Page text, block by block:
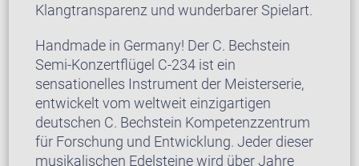
Klangtransparenz und wunderbarer Spielart.
Handmade in Germany! Der C. Bechstein
Semi-Konzertflügel C-234 ist ein
sensationelles Instrument der Meisterserie,
entwickelt vom weltweit einzigartigen
deutschen C. Bechstein Kompetenzzentrum
für Forschung und Entwicklung. Jeder dieser
musikalischen Edelsteine wird über Jahre